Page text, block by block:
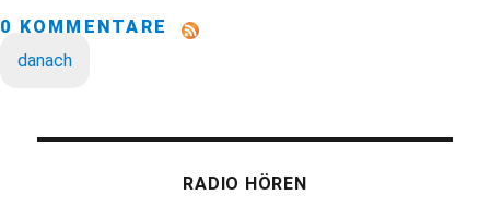
0 KOMMENTARE
danach
RADIO HÖREN